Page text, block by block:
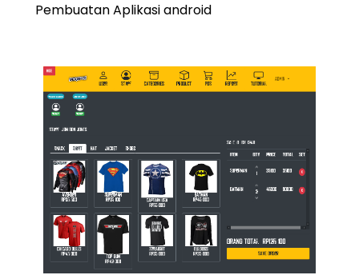
Pembuatan Aplikasi android